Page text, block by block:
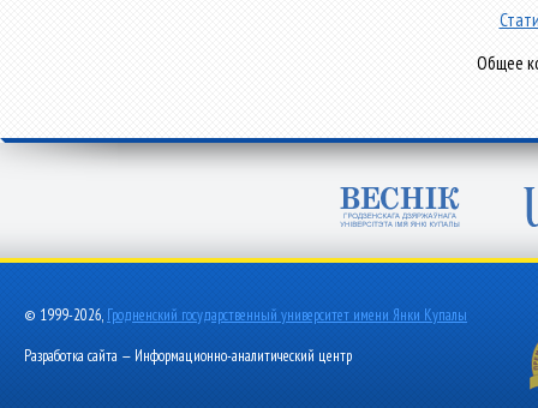
Общее
© 1999-2026, Гродненский государственный университет имени Янки Купалы
Разработка сайта — Информационно-аналитический центр